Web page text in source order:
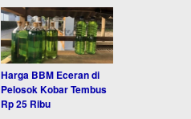
Harga BBM Eceran di
Pelosok Kobar Tembus
Rp 25 Ribu